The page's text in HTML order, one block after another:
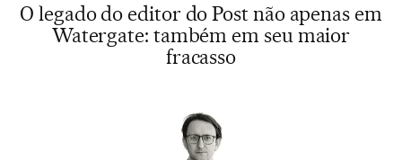
O legado do editor do Post não apenas em
Watergate: também em seu maior
fracasso